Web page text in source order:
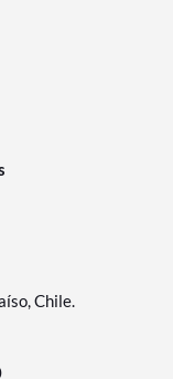
Chile.